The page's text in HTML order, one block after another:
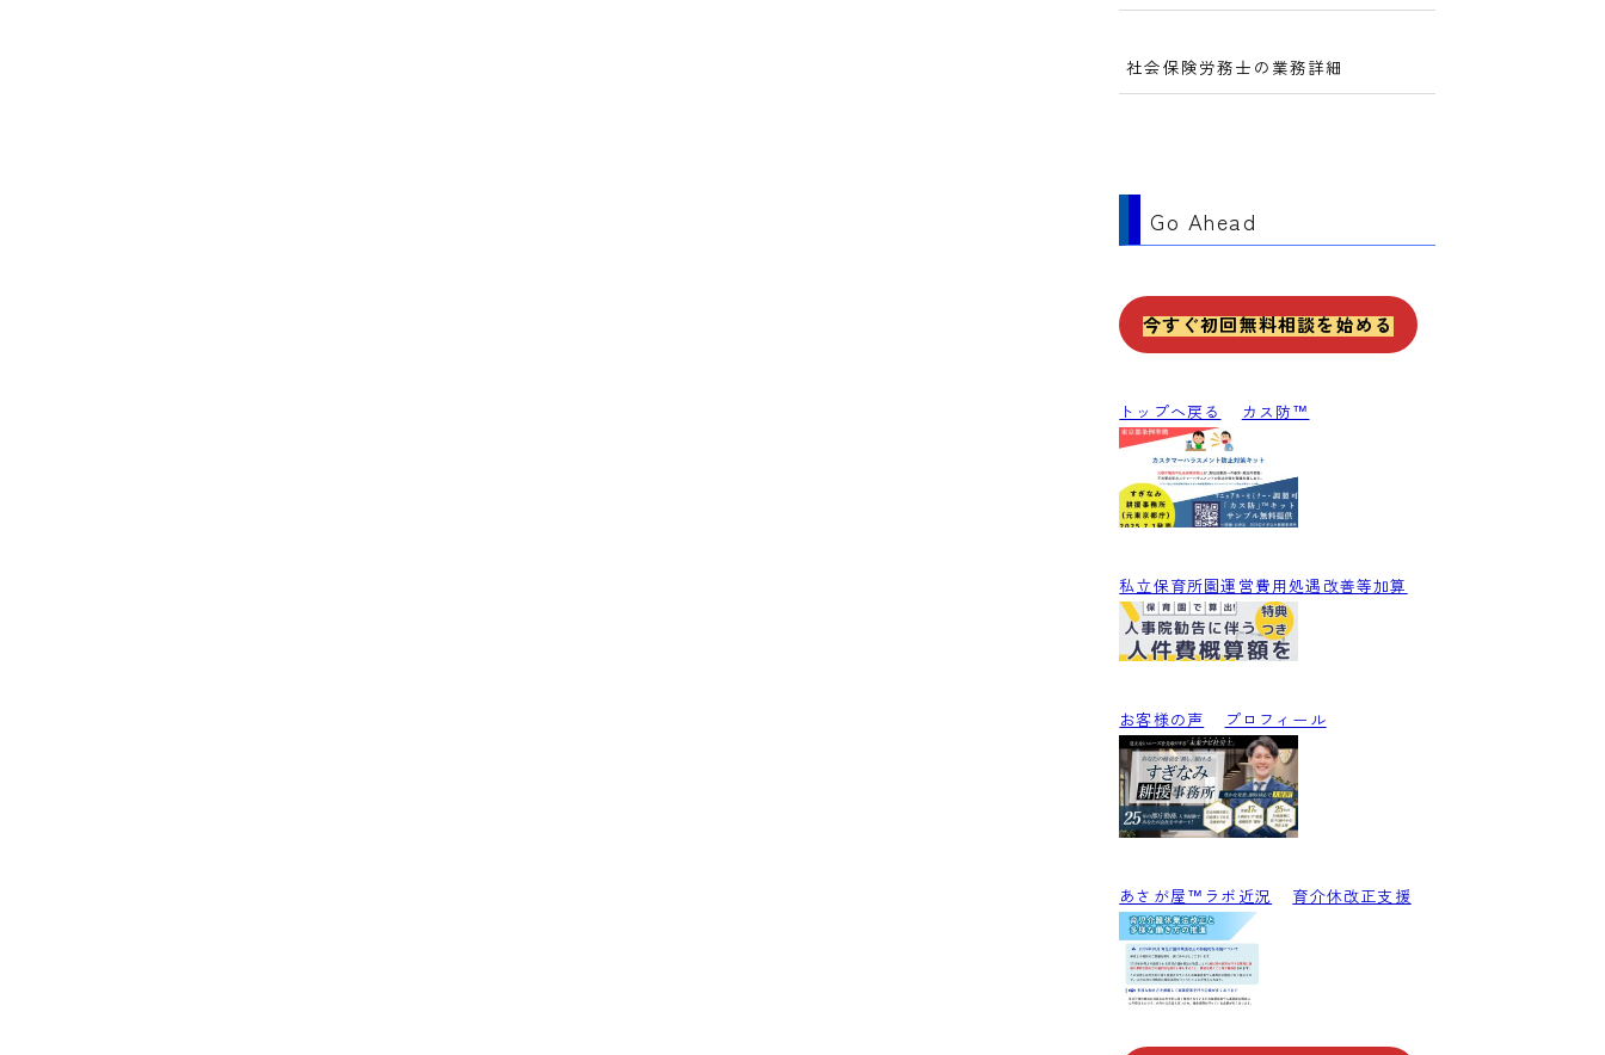
社会保険労務士の業務詳細
Go Ahead
今すぐ初回無料相談を始める
トップへ戻る カス防™
私立保育所園運営費用処遇改善等加算
お客様の声 プロフィール
あさが屋™ラボ近況 育介休改正支援